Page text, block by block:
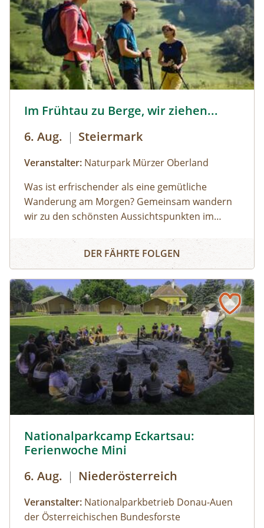
Im Frühtau zu Berge, wir ziehen...
6. Aug. | Steiermark
Veranstalter: Naturpark Mürzer Oberland
Was ist erfrischender als eine gemütliche
Wanderung am Morgen? Gemeinsam wandern
wir zu den schönsten Aussichtspunkten im
Im Frühtau zu Berge, wir ziehen...
DER FÄHRTE FOLGEN
Nationalparkcamp Eckartsau:
Ferienwoche Mini
6. Aug. | Niederösterreich
Veranstalter: Nationalparkbetrieb Donau-Auen
der Österreichischen Bundesforste